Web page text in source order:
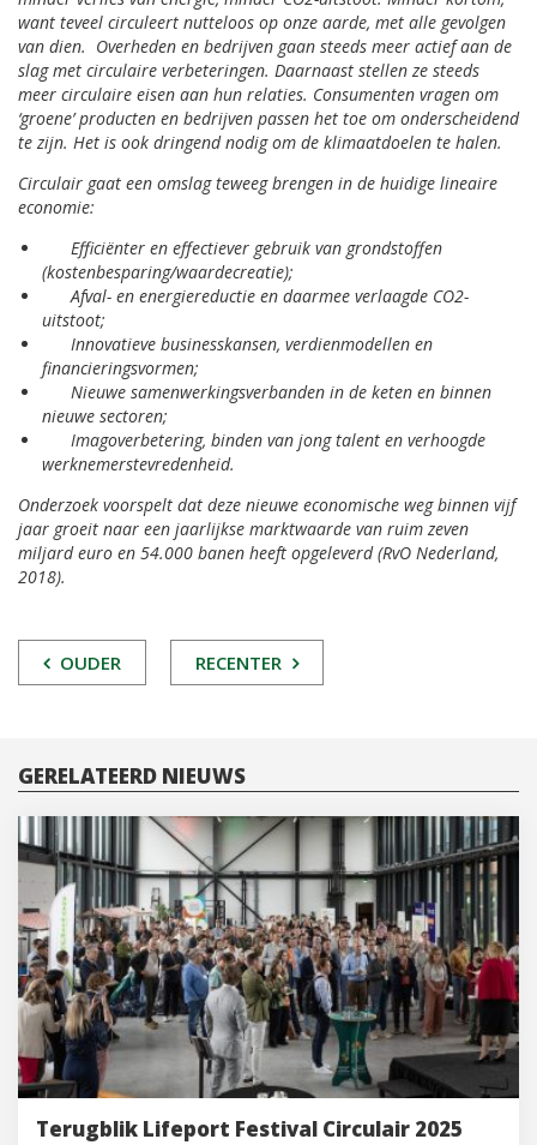
want teveel circuleert nutteloos op onze aarde, met alle gevolgen
van dien. Overheden en bedrijven gaan steeds meer actief aan de
slag met circulaire verbeteringen. Daarnaast stellen ze steeds
meer circulaire eisen aan hun relaties. Consumenten vragen om
‘groene’ producten en bedrijven passen het toe om onderscheidend
te zijn. Het is ook dringend nodig om de klimaatdoelen te halen.
Circulair gaat een omslag teweeg brengen in de huidige lineaire
economie:
Efficiënter en effectiever gebruik van grondstoffen
(kostenbesparing/waardecreatie);
Afval- en energiereductie en daarmee verlaagde CO2-
uitstoot;
Innovatieve businesskansen, verdienmodellen en
financieringsvormen;
Nieuwe samenwerkingsverbanden in de keten en binnen
nieuwe sectoren;
Imagoverbetering, binden van jong talent en verhoogde
werknemerstevredenheid.
Onderzoek voorspelt dat deze nieuwe economische weg binnen vijf
jaar groeit naar een jaarlijkse marktwaarde van ruim zeven
miljard euro en 54.000 banen heeft opgeleverd (RvO Nederland,
2018).
POST
OUDER RECENTER
GERELATEERD NIEUWS
Terugblik Lifeport Festival Circulair 2025